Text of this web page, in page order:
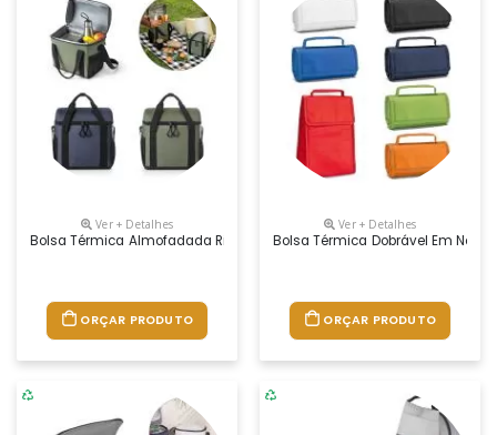
Ver + Detalhes
Bolsa Térmica Almofadada Ripstop Em Poliéster Reciclado 600d.
ORÇAR PRODUTO
Ver + Detalhes
Bolsa Térmica Dobrável Em Non-
ORÇAR PRODUTO